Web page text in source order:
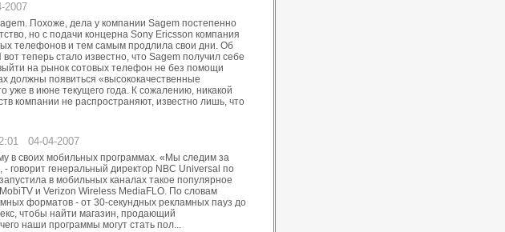
2007
Похоже, дела у компании Sagem постепенно
но с подачи концерна Sony Ericsson компания
телефонов и тем самым продлила свои дни. Об
теперь стало известно, что Sagem получил себе
на рынок сотовых телефон не без помощи
должны появиться «высококачественные
в июне текущего года. К сожалению, никакой
компании не распространяют, известно лишь, что
04-04-2007
в своих мобильных программах. «Мы следим за
говорит генеральный директор NBC Universal по
в мобильных каналах такое популярное
и Verizon Wireless MediaFLO. По словам
форматов - от 30-секундных рекламных пауз до
чтобы найти магазин, продающий
наши программы могут стать пол...